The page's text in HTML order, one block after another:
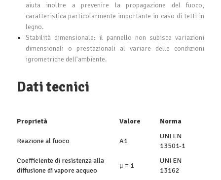
aiuta inoltre a prevenire la propagazione del fuoco,
caratteristica particolarmente importante in caso di tetti in
legno.
Stabilità dimensionale: il pannello non subisce variazioni
dimensionali o prestazionali al variare delle condizioni
igrometriche dell’ambiente.
Dati tecnici
Proprietà Valore Norma
Reazione al fuoco A1
UNI EN
13501-1
Coefficiente di resistenza alla
diffusione di vapore acqueo
μ = 1
UNI EN
13162